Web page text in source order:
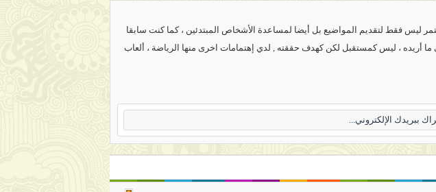
ليس فقط لتقديم المواضيع بل أيضا لمساعدة الأشخاص المبتدئين ، كما كنت سابقا
ما أريده ، ليس كمستقبل لكن كهدف حققته , لدي إهتمامات اخرى منها الرياضة ، ألعاب